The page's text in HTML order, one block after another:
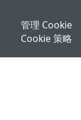
管理 Cookie
Cookie 策略